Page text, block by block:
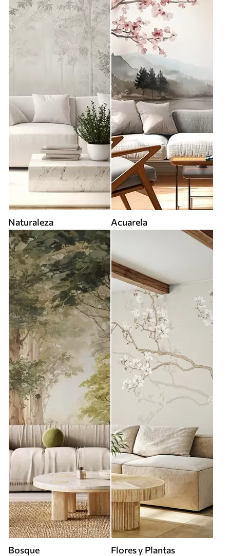
Naturaleza Acuarela
Bosque Flores y Plantas